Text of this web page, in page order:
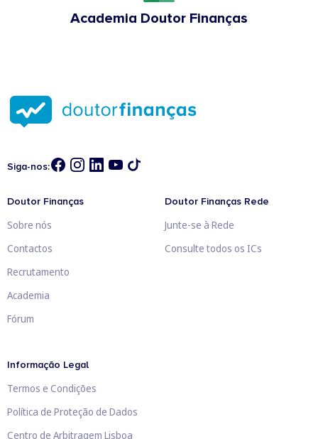
Academia Doutor Finanças
Siga-nos:
Doutor Finanças
Sobre nós
Contactos
Recrutamento
Academia
Fórum
Doutor Finanças Rede
Junte-se à Rede
Consulte todos os ICs
Informação Legal
Termos e Condições
Política de Proteção de Dados
Centro de Arbitragem Lisboa